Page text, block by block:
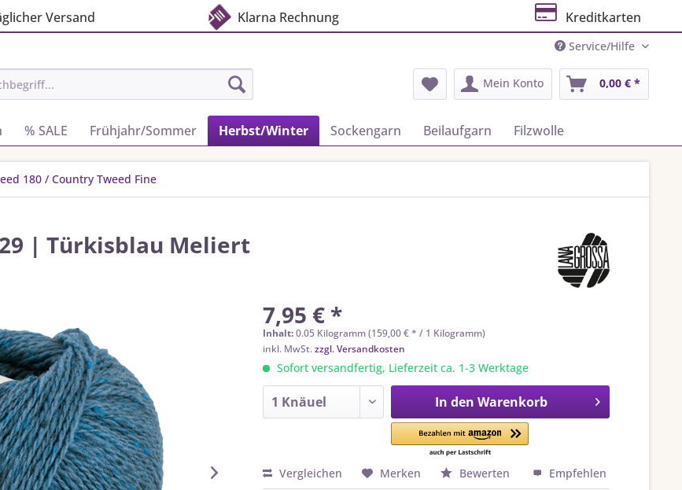
Versand Klarna Rechnung Kreditkarten
Service/Hilfe
Mein Konto 0,00 € *
% SALE Frühjahr/Sommer Herbst/Winter Sockengarn Beilaufgarn Filzwolle
180 / Country Tweed Fine
| Türkisblau Meliert
7,95 € *
Inhalt:0.05 Kilogramm (159,00 € * / 1 Kilogramm)
inkl. MwSt.zzgl. Versandkosten
Sofort versandfertig, Lieferzeit ca. 1-3 Werktage
In den Warenkorb
Vergleichen Merken Bewerten Empfehlen